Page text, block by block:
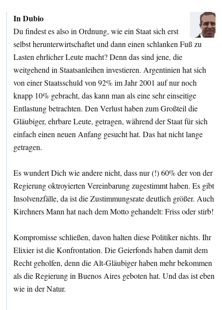
In Dubio
Du findest es also in Ordnung, wie ein Staat sich erst
selbst herunterwirtschaftet und dann einen schlanken Fuß zu
Lasten ehrlicher Leute macht? Denn das sind jene, die
weitgehend in Staatsanleihen investieren. Argentinien hat sich
von einer Staatsschuld von 92% im Jahr 2001 auf nur noch
knapp 10% gebracht, das kann man als eine sehr einseitige
Entlastung betrachten. Den Verlust haben zum Großteil die
Gläubiger, ehrbare Leute, getragen, während der Staat für sich
einfach einen neuen Anfang gesucht hat. Das hat nicht lange
getragen.
Es wundert Dich wie andere nicht, dass nur (!) 60% der von der
Regierung oktroyierten Vereinbarung zugestimmt haben. Es gibt
Insolvenzfälle, da ist die Zustimmungsrate deutlich größer. Auch
Kirchners Mann hat nach dem Motto gehandelt: Friss oder stirb!
Kompromisse schließen, davon halten diese Politiker nichts. Ihr
Elixier ist die Konfrontation. Die Geierfonds haben damit dem
Recht geholfen, denn die Alt-Gläubiger haben mehr bekommen
als die Regierung in Buenos Aires geboten hat. Und das ist eben
wie in der Natur.